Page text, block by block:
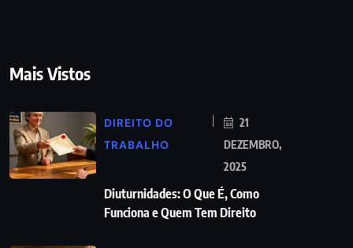
Mais Vistos
DIREITO DO
TRABALHO
21
DEZEMBRO,
2025
Diuturnidades: O Que É, Como
Funciona e Quem Tem Direito